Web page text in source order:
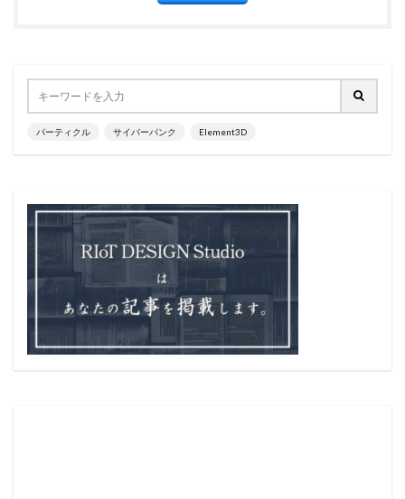
パーティクル サイバーパンク Element3D